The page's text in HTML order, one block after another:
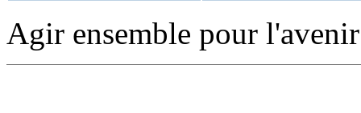
Agir ensemble pour